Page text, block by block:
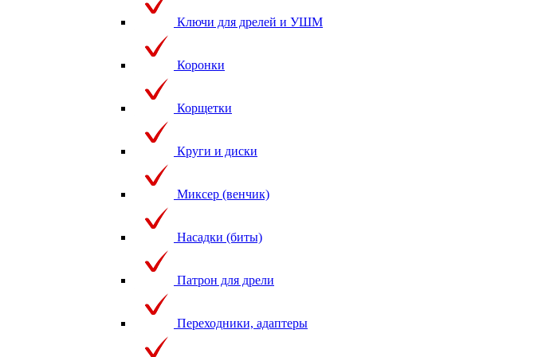
Ключи для дрелей и УШМ
Коронки
Корщетки
Круги и диски
Миксер (венчик)
Насадки (биты)
Патрон для дрели
Переходники, адаптеры